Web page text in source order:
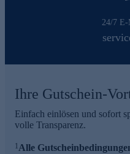
24/7 E-
Ihre Gutschein-
Einfach einlösen und sofort
volle Transparenz.
1 Alle